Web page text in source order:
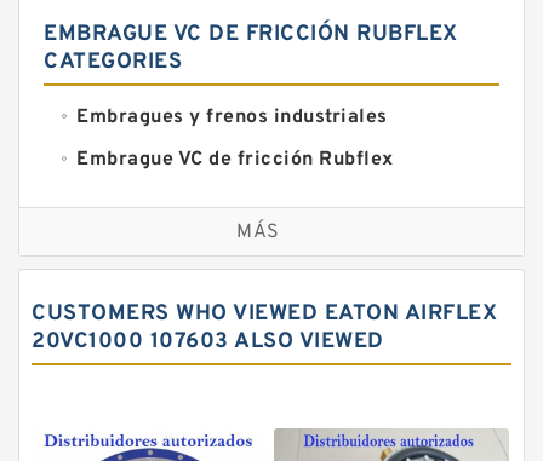
EMBRAGUE VC DE FRICCIÓN RUBFLEX
CATEGORIES
Embragues y frenos industriales
Embrague VC de fricción Rubflex
Embragues y frenos VC
MÁS
CUSTOMERS WHO VIEWED EATON AIRFLEX
20VC1000 107603 ALSO VIEWED